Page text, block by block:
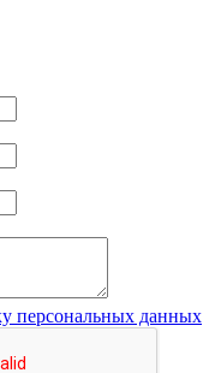
персональных данных